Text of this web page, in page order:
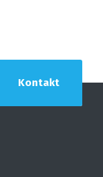
Kontakt